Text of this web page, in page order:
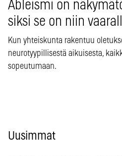
Ableismi on
siksi se on niin
Kun yhteiskunta rakentuu
neurotyypillisestä aikuisesta,
sopeutumaan.
Uusimmat